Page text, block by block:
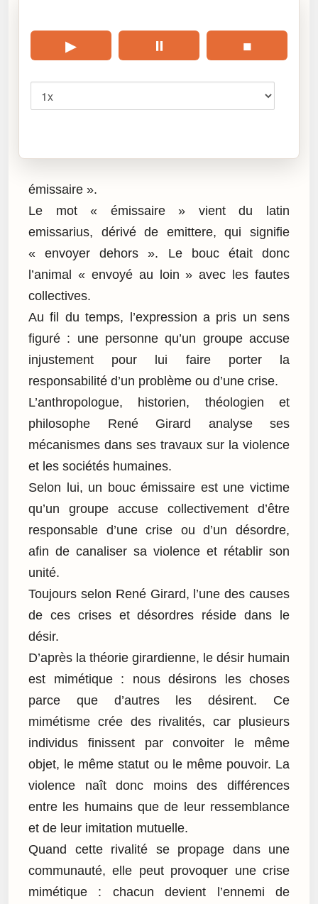
▶ ⏸ ■
émissaire ».
Le mot « émissaire » vient du latin
emissarius, dérivé de emittere, qui signifie
« envoyer dehors ». Le bouc était donc
l’animal « envoyé au loin » avec les fautes
collectives.
Au fil du temps, l’expression a pris un sens
figuré : une personne qu’un groupe accuse
injustement pour lui faire porter la
responsabilité d’un problème ou d’une crise.
L’anthropologue, historien, théologien et
philosophe René Girard analyse ses
mécanismes dans ses travaux sur la violence
et les sociétés humaines.
Selon lui, un bouc émissaire est une victime
qu’un groupe accuse collectivement d’être
responsable d’une crise ou d’un désordre,
afin de canaliser sa violence et rétablir son
unité.
Toujours selon René Girard, l’une des causes
de ces crises et désordres réside dans le
désir.
D’après la théorie girardienne, le désir humain
est mimétique : nous désirons les choses
parce que d’autres les désirent. Ce
mimétisme crée des rivalités, car plusieurs
individus finissent par convoiter le même
objet, le même statut ou le même pouvoir. La
violence naît donc moins des différences
entre les humains que de leur ressemblance
et de leur imitation mutuelle.
Quand cette rivalité se propage dans une
communauté, elle peut provoquer une crise
mimétique : chacun devient l’ennemi de